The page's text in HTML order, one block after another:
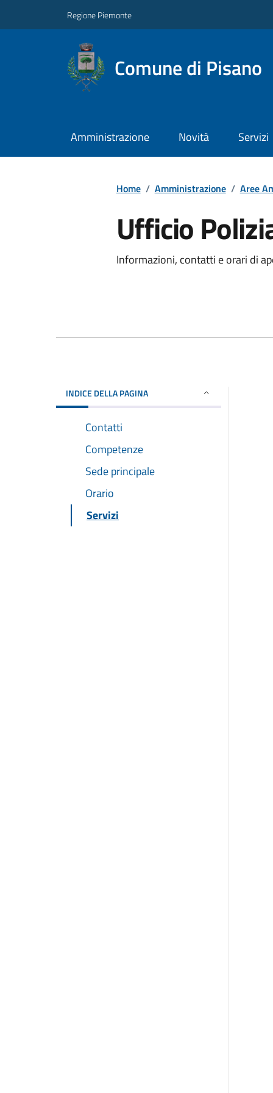
Regione Piemonte
Comune di Pisano
Amministrazione Novità Servizi
Home / Amministrazione / Aree
Ufficio
Informazioni, contatti e orari di
INDICE DELLA PAGINA
Contatti
Competenze
Sede principale
Orario
Servizi